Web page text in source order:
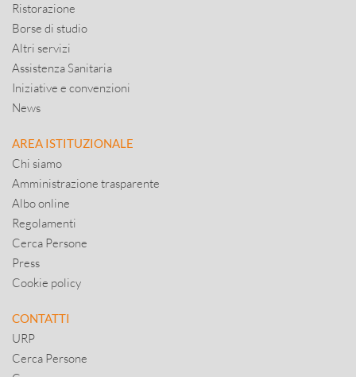
Ristorazione
Borse di studio
Altri servizi
Assistenza Sanitaria
Iniziative e convenzioni
News
AREA ISTITUZIONALE
Chi siamo
Amministrazione trasparente
Albo online
Regolamenti
Cerca Persone
Press
Cookie policy
CONTATTI
URP
Cerca Persone